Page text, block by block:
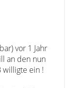
vor 1 Jahr
an den nun
willigte ein !